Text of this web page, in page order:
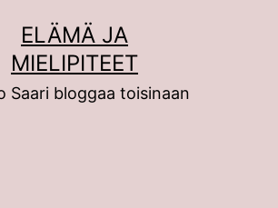
ELÄMÄ JA
MIELIPITEET
Saari bloggaa toisinaan